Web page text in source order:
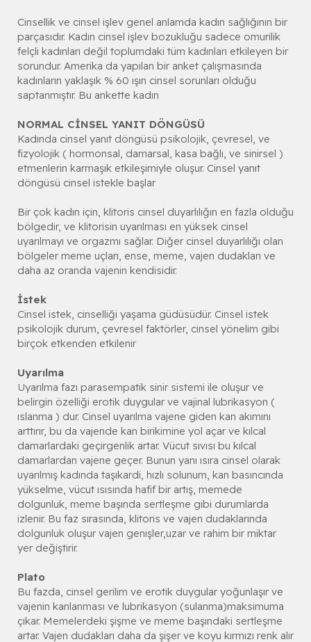
Cinsellik ve cinsel işlev genel anlamda kadın sağlığının bir
parçasıdır. Kadın cinsel işlev bozukluğu sadece omurilik
felçli kadınları değil toplumdaki tüm kadınları etkileyen bir
sorundur. Amerika da yapılan bir anket çalışmasında
kadınların yaklaşık % 60 ışın cinsel sorunları olduğu
saptanmıştır. Bu ankette kadın
NORMAL CİNSEL YANIT DÖNGÜSÜ
Kadında cinsel yanıt döngüsü psikolojik, çevresel, ve
fizyolojik ( hormonsal, damarsal, kasa bağlı, ve sinirsel )
etmenlerin karmaşık etkileşimiyle oluşur. Cinsel yanıt
döngüsü cinsel istekle başlar
Bir çok kadın için, klitoris cinsel duyarlılığın en fazla olduğu
bölgedir, ve klitorisin uyarılması en yüksek cinsel
uyarılmayı ve orgazmı sağlar. Diğer cinsel duyarlılığı olan
bölgeler meme uçları, ense, meme, vajen dudakları ve
daha az oranda vajenin kendisidir.
İstek
Cinsel istek, cinselliği yaşama güdüsüdür. Cinsel istek
psikolojik durum, çevresel faktörler, cinsel yönelim gibi
birçok etkenden etkilenir
Uyarılma
Uyarılma fazı parasempatik sinir sistemi ile oluşur ve
belirgin özelliği erotik duygular ve vajinal lubrikasyon (
ıslanma ) dur. Cinsel uyarılma vajene giden kan akımını
arttırır, bu da vajende kan birikimine yol açar ve kılcal
damarlardaki geçirgenlik artar. Vücut sıvısı bu kılcal
damarlardan vajene geçer. Bunun yanı ısıra cinsel olarak
uyarılmış kadında taşıkardi, hızlı solunum, kan basıncında
yükselme, vücut ısısında hafif bir artış, memede
dolgunluk, meme başında sertleşme gibi durumlarda
izlenir. Bu faz sırasında, klitoris ve vajen dudaklarında
dolgunluk oluşur vajen genişler,uzar ve rahim bir miktar
yer değiştirir.
Plato
Bu fazda, cinsel gerilim ve erotik duygular yoğunlaşır ve
vajenin kanlanması ve lubrikasyon (sulanma)maksimuma
çıkar. Memelerdeki şişme ve meme başındaki sertleşme
artar. Vajen dudakları daha da şişer ve koyu kırmızı renk alır